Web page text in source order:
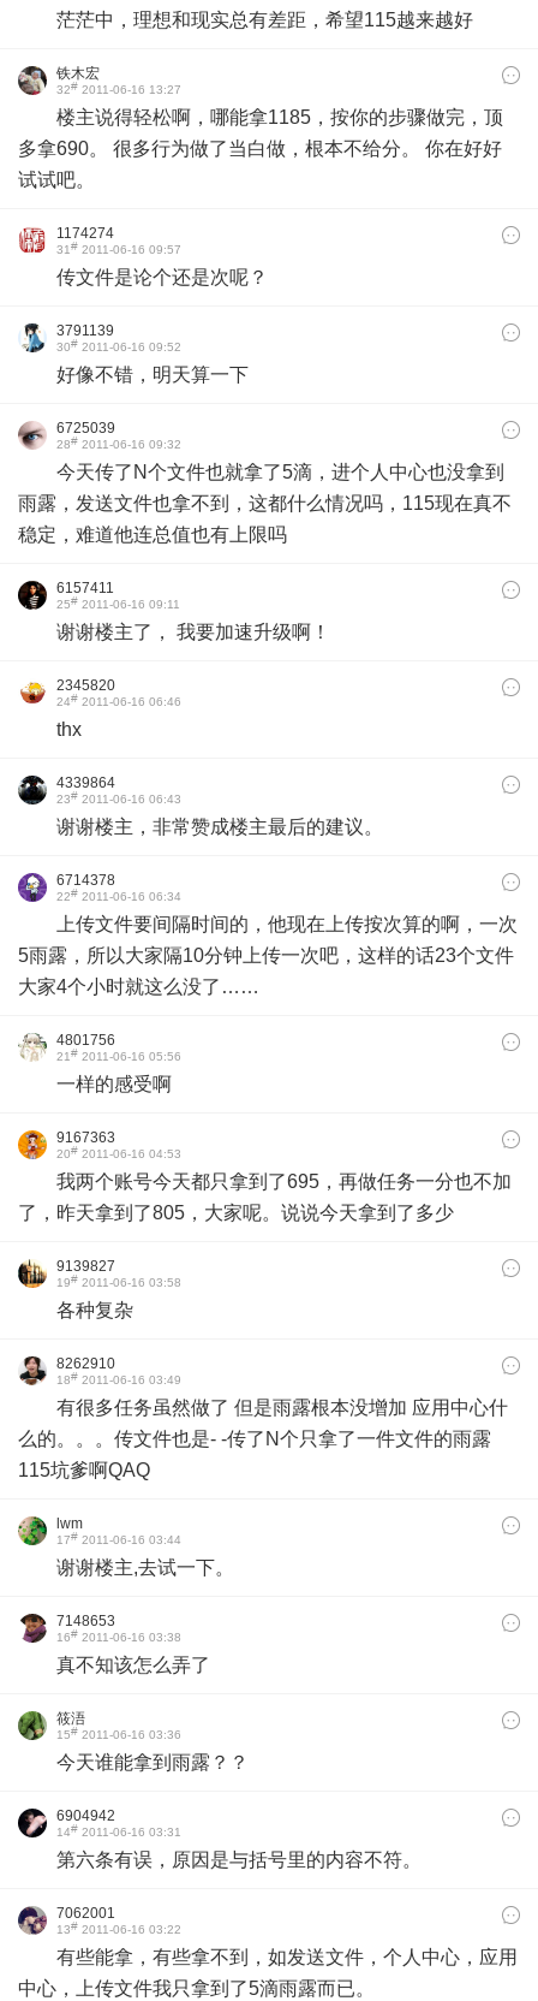
茫茫中，理想和现实总有差距，希望115越来越好
铁木宏
32# 2011-06-16 13:27
楼主说得轻松啊，哪能拿1185，按你的步骤做完，顶
多拿690。 很多行为做了当白做，根本不给分。 你在好好
试试吧。
1174274
31# 2011-06-16 09:57
传文件是论个还是次呢？
3791139
30# 2011-06-16 09:52
好像不错，明天算一下
6725039
28# 2011-06-16 09:32
今天传了N个文件也就拿了5滴，进个人中心也没拿到
雨露，发送文件也拿不到，这都什么情况吗，115现在真不
稳定，难道他连总值也有上限吗
6157411
25# 2011-06-16 09:11
谢谢楼主了， 我要加速升级啊！
2345820
24# 2011-06-16 06:46
thx
4339864
23# 2011-06-16 06:43
谢谢楼主，非常赞成楼主最后的建议。
6714378
22# 2011-06-16 06:34
上传文件要间隔时间的，他现在上传按次算的啊，一次
5雨露，所以大家隔10分钟上传一次吧，这样的话23个文件
大家4个小时就这么没了……
4801756
21# 2011-06-16 05:56
一样的感受啊
9167363
20# 2011-06-16 04:53
我两个账号今天都只拿到了695，再做任务一分也不加
了，昨天拿到了805，大家呢。说说今天拿到了多少
9139827
19# 2011-06-16 03:58
各种复杂
8262910
18# 2011-06-16 03:49
有很多任务虽然做了 但是雨露根本没增加 应用中心什
么的。。。传文件也是- -传了N个只拿了一件文件的雨露
115坑爹啊QAQ
lwm
17# 2011-06-16 03:44
谢谢楼主,去试一下。
7148653
16# 2011-06-16 03:38
真不知该怎么弄了
筱浯
15# 2011-06-16 03:36
今天谁能拿到雨露？？
6904942
14# 2011-06-16 03:31
第六条有误，原因是与括号里的内容不符。
7062001
13# 2011-06-16 03:22
有些能拿，有些拿不到，如发送文件，个人中心，应用
中心，上传文件我只拿到了5滴雨露而已。